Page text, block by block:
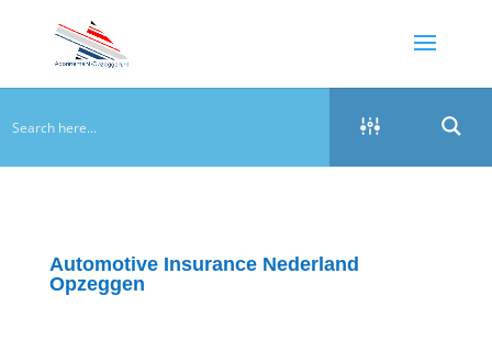
Automotive Insurance Nederland
Opzeggen